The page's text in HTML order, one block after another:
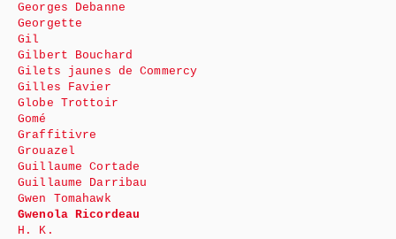
Georges Debanne
Georgette
Gil
Gilbert Bouchard
Gilets jaunes de Commercy
Gilles Favier
Globe Trottoir
Gomé
Graffitivre
Grouazel
Guillaume Cortade
Guillaume Darribau
Gwen Tomahawk
Gwenola Ricordeau
H. K.